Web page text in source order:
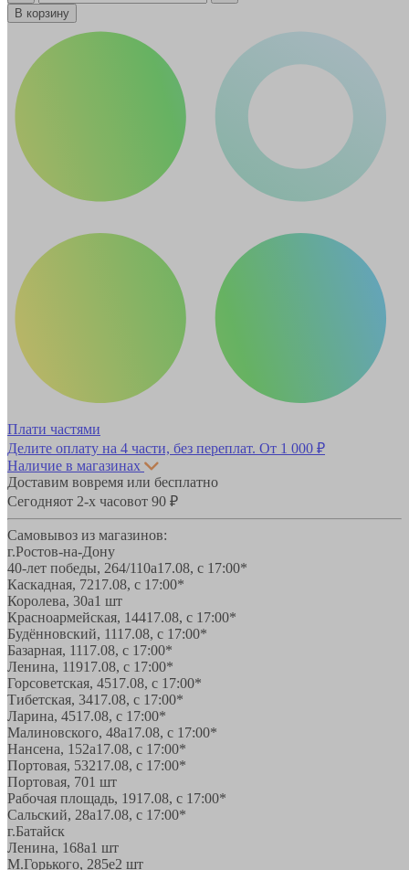
В корзину
Плати частями
Делите оплату на 4 части, без переплат. От 1 000 ₽
Наличие в магазинах
Доставим вовремя или бесплатно
Сегодняот 2-х часовот 90 ₽
Самовывоз из магазинов:
г.Ростов-на-Дону
40-лет победы, 264/110а17.08, с 17:00*
Каскадная, 7217.08, с 17:00*
Королева, 30а1 шт
Красноармейская, 14417.08, с 17:00*
Будённовский, 1117.08, с 17:00*
Базарная, 1117.08, с 17:00*
Ленина, 11917.08, с 17:00*
Горсоветская, 4517.08, с 17:00*
Тибетская, 3417.08, с 17:00*
Ларина, 4517.08, с 17:00*
Малиновского, 48а17.08, с 17:00*
Нансена, 152а17.08, с 17:00*
Портовая, 53217.08, с 17:00*
Портовая, 701 шт
Рабочая площадь, 1917.08, с 17:00*
Сальский, 28a17.08, с 17:00*
г.Батайск
Ленина, 168а1 шт
М.Горького, 285е2 шт